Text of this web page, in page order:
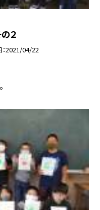
２
2021/04/22